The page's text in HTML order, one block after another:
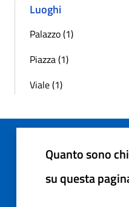
Luoghi
Palazzo (1)
Piazza (1)
Viale (1)
Quanto sono
su questa